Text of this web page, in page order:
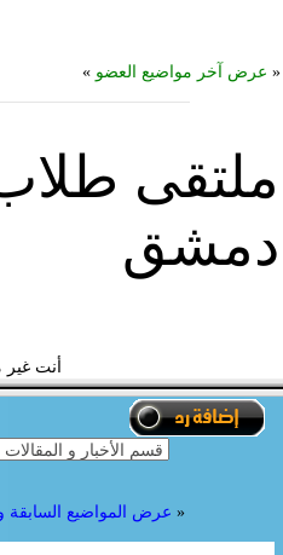
« عرض آخر مواضيع العضو »
ملتقى
دمشق
أنت
« عرض المواضيع السابقة